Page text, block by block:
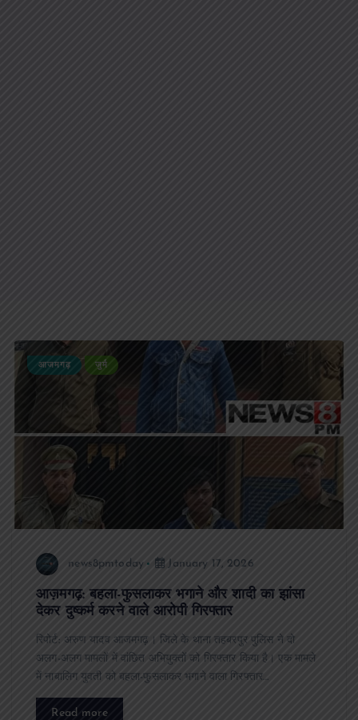
आजमगढ़ जुर्म
news8pmtoday January 17, 2026
आज़मगढ़: बहला-फुसलाकर भगाने और शादी का झांसा
देकर दुष्कर्म करने वाले आरोपी गिरफ्तार
रिपोर्ट: अरुण यादव आजमगढ़। जिले के थाना तहबरपुर पुलिस ने दो
अलग-अलग मामलों में वांछित अभियुक्तों को गिरफ्तार किया है। एक मामले
में नाबालिग युवती को बहला-फुसलाकर भगाने वाला गिरफ्तार…
Read more